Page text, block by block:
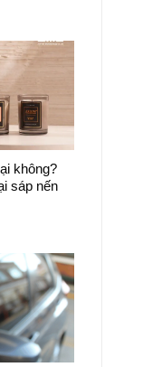
không?
sáp nến